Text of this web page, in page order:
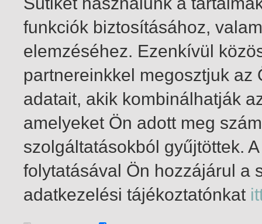
1-1 / total 1 hit
funkciók biztosításához,
elemzéséhez. Ezenkívül
partnereinkkel megosztjuk
adatait, akik kombinálhatják
amelyeket Ön adott meg
szolgáltatásokból gyűjtöttek.
folytatásával Ön hozzájárul a
adatkezelési tájékoztatónkat